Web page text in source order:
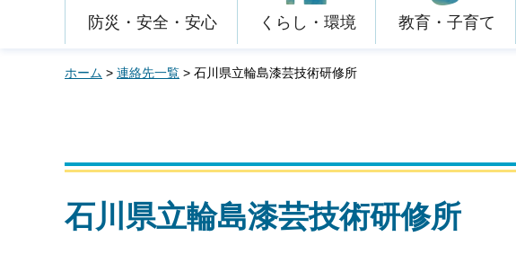
防災・安全・安心 くらし・環境 教育・子育て
ホーム > 連絡先一覧 > 石川県立輪島漆芸技術研修所
石川県立輪島漆芸技術研修所